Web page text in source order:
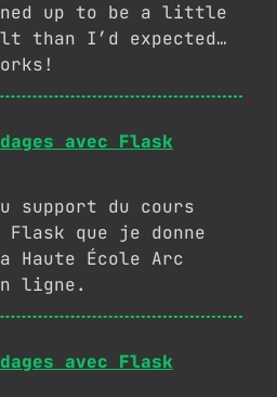
up to be a little
than I’d expected…
avec Flask
support du cours
que je donne
Haute École Arc
ligne.
avec Flask